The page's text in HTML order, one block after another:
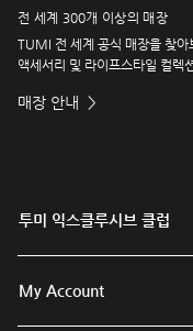
전 세계 300개 이상의 매장
TUMI 전 세계 공식 매장을 찾아
액세서리 및 라이프스타일 컬렉
매장 안내
투미 익스클루시브 클럽
My Account